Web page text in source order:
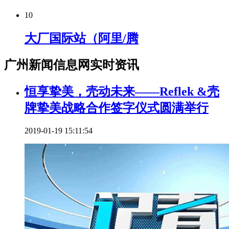
10
大厂国际站（阿里/腾
广州新闻信息网实时资讯
恒享挚美，壳动未来——Reflek &壳
牌挚美战略合作签字仪式圆满举行
2019-01-19 15:11:54